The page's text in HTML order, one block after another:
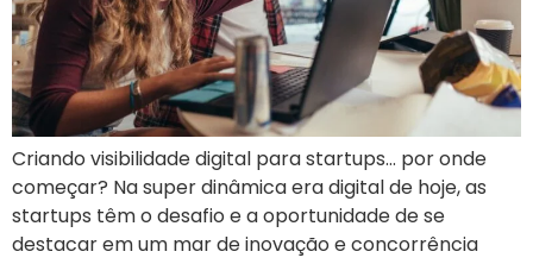
Criando visibilidade digital para startups… por onde
começar? Na super dinâmica era digital de hoje, as
startups têm o desafio e a oportunidade de se
destacar em um mar de inovação e concorrência